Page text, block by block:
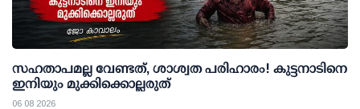
സഹതാപമല്ല വേണ്ടത്, ശാശ്വത പരിഹാരം! കുട്ടനാടിനെ
ഇനിയും മുക്കിക്കൊല്ലരുത്
06 08 2026